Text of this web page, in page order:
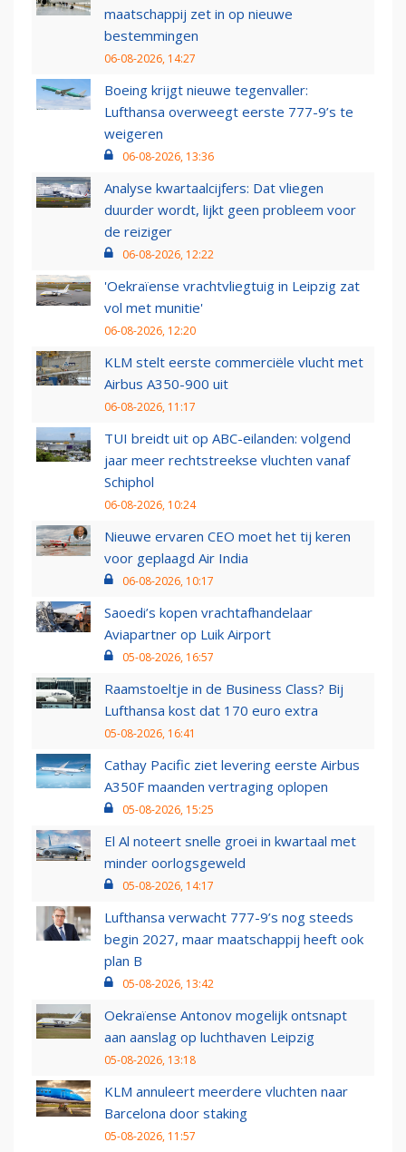
maatschappij zet in op nieuwe
bestemmingen
06-08-2026, 14:27
Boeing krijgt nieuwe tegenvaller:
Lufthansa overweegt eerste 777-9’s te
weigeren
06-08-2026, 13:36
Analyse kwartaalcijfers: Dat vliegen
duurder wordt, lijkt geen probleem voor
de reiziger
06-08-2026, 12:22
'Oekraïense vrachtvliegtuig in Leipzig zat
vol met munitie'
06-08-2026, 12:20
KLM stelt eerste commerciële vlucht met
Airbus A350-900 uit
06-08-2026, 11:17
TUI breidt uit op ABC-eilanden: volgend
jaar meer rechtstreekse vluchten vanaf
Schiphol
06-08-2026, 10:24
Nieuwe ervaren CEO moet het tij keren
voor geplaagd Air India
06-08-2026, 10:17
Saoedi’s kopen vrachtafhandelaar
Aviapartner op Luik Airport
05-08-2026, 16:57
Raamstoeltje in de Business Class? Bij
Lufthansa kost dat 170 euro extra
05-08-2026, 16:41
Cathay Pacific ziet levering eerste Airbus
A350F maanden vertraging oplopen
05-08-2026, 15:25
El Al noteert snelle groei in kwartaal met
minder oorlogsgeweld
05-08-2026, 14:17
Lufthansa verwacht 777-9’s nog steeds
begin 2027, maar maatschappij heeft ook
plan B
05-08-2026, 13:42
Oekraïense Antonov mogelijk ontsnapt
aan aanslag op luchthaven Leipzig
05-08-2026, 13:18
KLM annuleert meerdere vluchten naar
Barcelona door staking
05-08-2026, 11:57